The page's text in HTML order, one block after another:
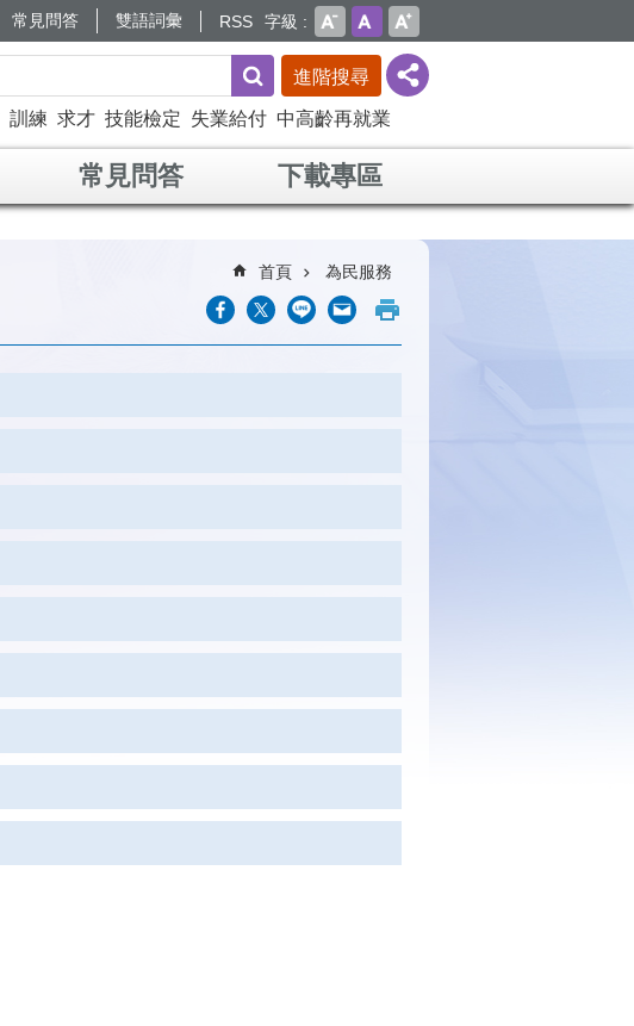
常見問答 雙語詞彙 RSS 字級
進階搜尋
訓練 求才 技能檢定 失業給付 中高齡再就業
常見問答 下載專區
首頁 為民服務